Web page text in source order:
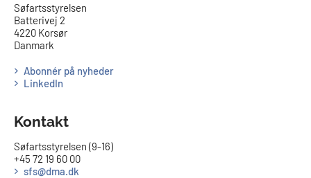
​​Søfartsstyrelsen
Batterivej 2
4220 Korsør
Danmark
Abonnér på nyheder
LinkedIn
Kontakt
Søfartsstyrelsen (9-16)
+45 72 19 60 00
sfs@dma.dk